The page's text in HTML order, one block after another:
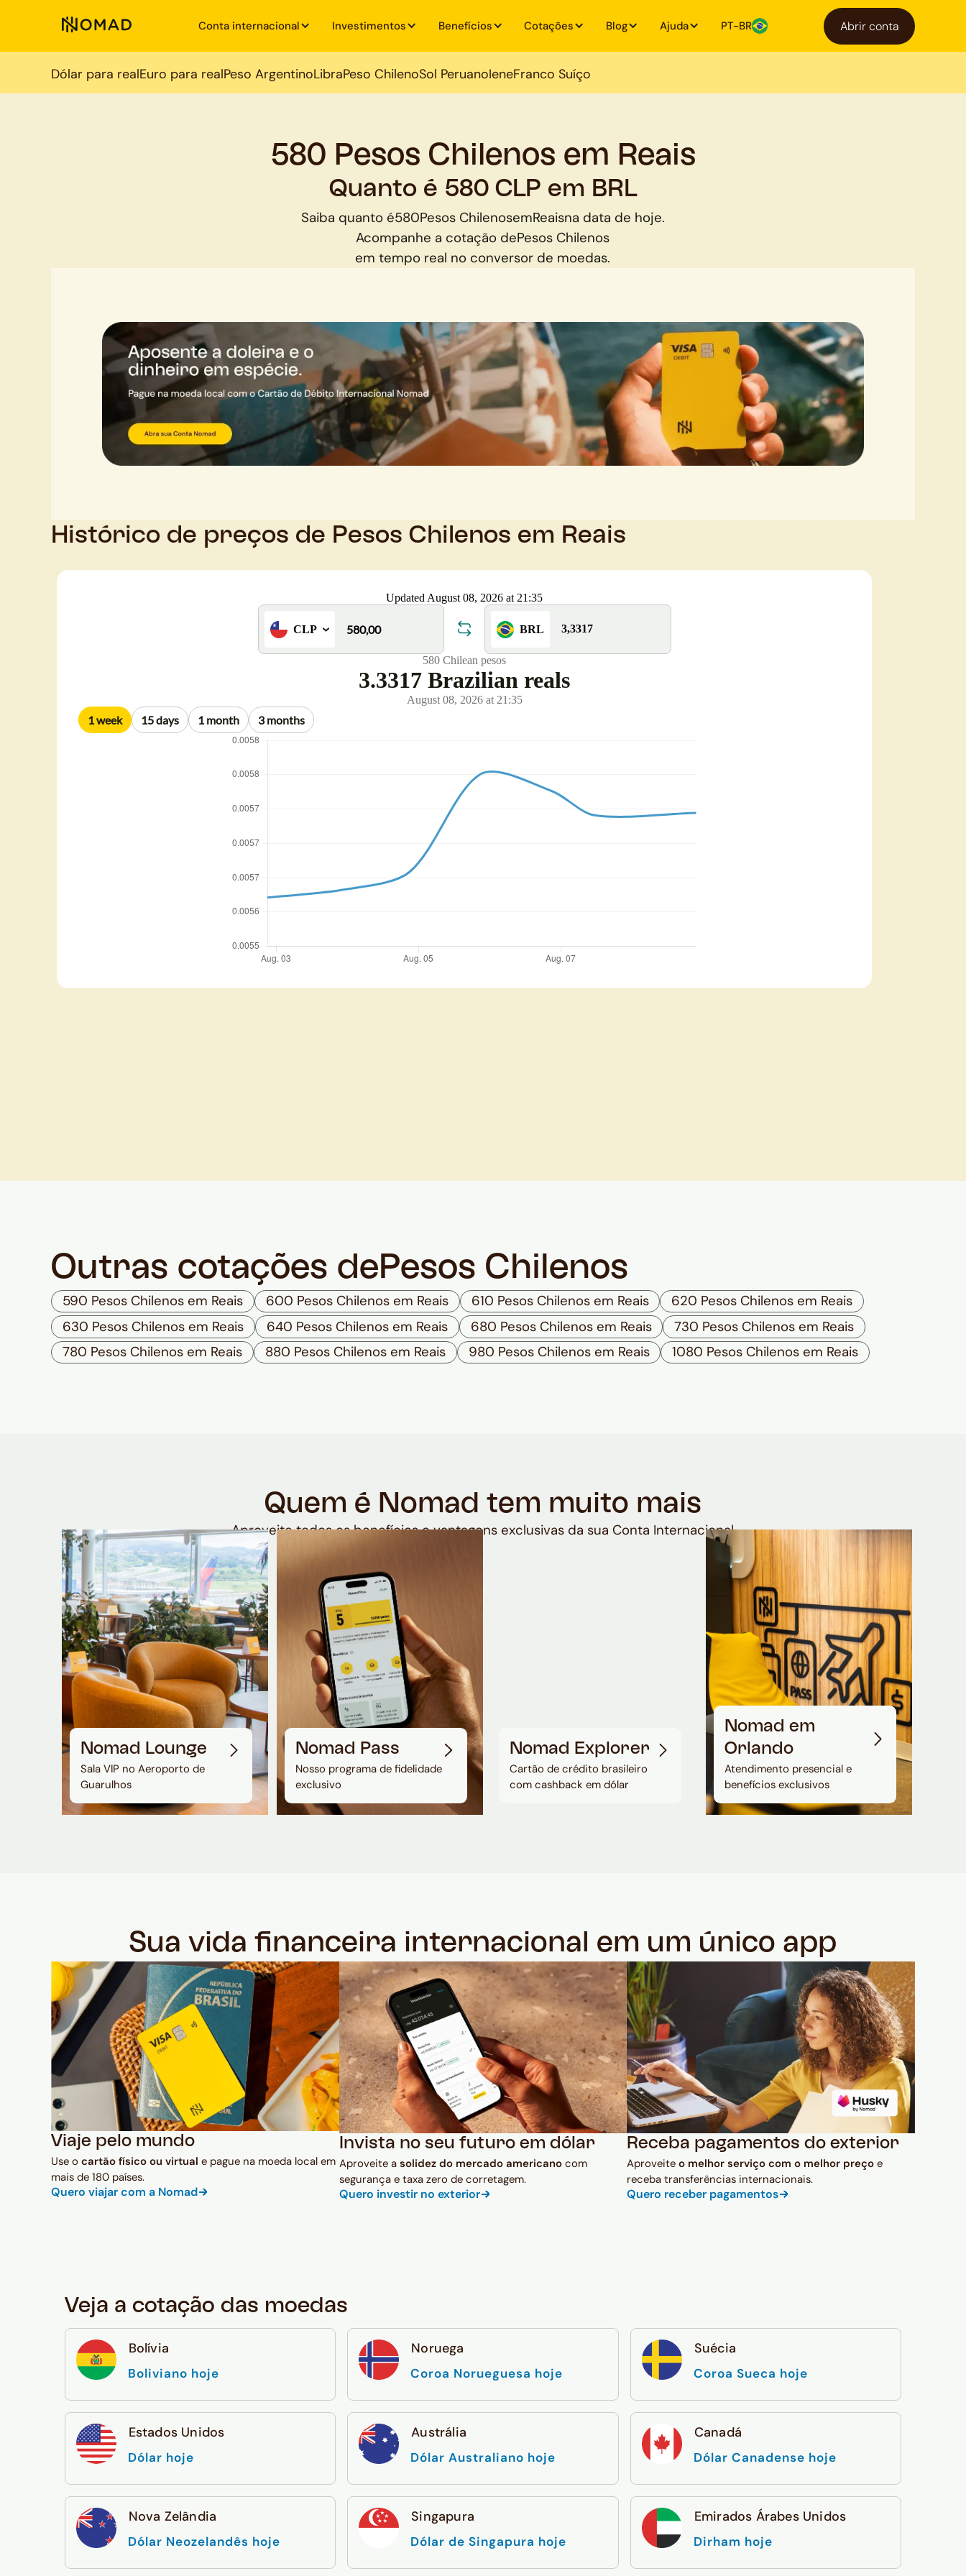
Conta internacional Investimentos Benefícios Cotações Blog Ajuda PT-BR Abrir conta
Dólar para realEuro para realPeso ArgentinoLibraPeso ChilenoSol PeruanoIeneFranco Suíço
580 Pesos Chilenos em Reais
Quanto é 580 CLP em BRL
Saiba quanto é580Pesos ChilenosemReaisna data de hoje.
Acompanhe a cotação dePesos Chilenos
em tempo real no conversor de moedas.
Histórico de preços de Pesos Chilenos em Reais
Outras cotações de Pesos Chilenos
590 Pesos Chilenos em Reais 600 Pesos Chilenos em Reais 610 Pesos Chilenos em Reais
620 Pesos Chilenos em Reais
630 Pesos Chilenos em Reais
640 Pesos Chilenos em Reais 680 Pesos Chilenos em Reais
730 Pesos Chilenos em Reais
780 Pesos Chilenos em Reais
880 Pesos Chilenos em Reais 980 Pesos Chilenos em Reais 1080 Pesos Chilenos em Reais
Quem é Nomad tem muito mais
Aproveite todos os benefícios e vantagens exclusivas da sua Conta Internacional
Nomad Lounge
Sala VIP no Aeroporto de
Guarulhos
Nomad Pass
Nosso programa de fidelidade
exclusivo
Nomad Explorer
Cartão de crédito brasileiro
com cashback em dólar
Nomad em
Orlando
Atendimento presencial e
benefícios exclusivos
Sua vida financeira internacional em um único app
Viaje pelo mundo
Use o cartão físico ou virtual e pague na moeda local em
mais de 180 países.
Quero viajar com a Nomad
Invista no seu futuro em dólar
Aproveite a solidez do mercado americanocom
segurança e taxa zero de corretagem.
Quero investir no exterior
Receba pagamentos do exterior
Aproveiteo melhor serviço com o melhor preço e
receba transferências internacionais.
Quero receber pagamentos
Veja a cotação das moedas
Bolívia
Boliviano hoje
Noruega
Coroa Norueguesa hoje
Suécia
Coroa Sueca hoje
Estados Unidos
Dólar hoje
Austrália
Dólar Australiano hoje
Canadá
Dólar Canadense hoje
Nova Zelândia
Dólar Neozelandês hoje
Singapura
Dólar de Singapura hoje
Emirados Árabes Unidos
Dirham hoje